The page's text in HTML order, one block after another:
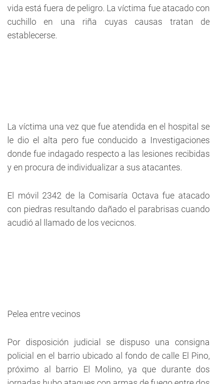
vida está fuera de peligro. La víctima fue atacado con
cuchillo en una riña cuyas causas tratan de
establecerse.
La víctima una vez que fue atendida en el hospital se
le dio el alta pero fue conducido a Investigaciones
donde fue indagado respecto a las lesiones recibidas
y en procura de individualizar a sus atacantes.
El móvil 2342 de la Comisaría Octava fue atacado
con piedras resultando dañado el parabrisas cuando
acudió al llamado de los vecicnos.
Pelea entre vecinos
Por disposición judicial se dispuso una consigna
policial en el barrio ubicado al fondo de calle El Pino,
próximo al barrio El Molino, ya que durante dos